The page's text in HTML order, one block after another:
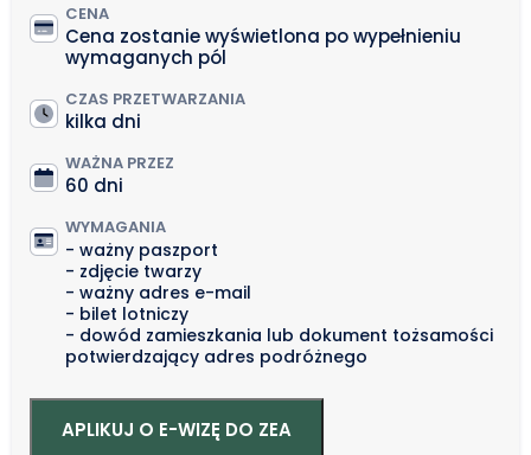
CENA
Cena zostanie wyświetlona po wypełnieniu
wymaganych pól
CZAS PRZETWARZANIA
kilka dni
WAŻNA PRZEZ
60 dni
WYMAGANIA
ważny paszport
zdjęcie twarzy
ważny adres e-mail
bilet lotniczy
dowód zamieszkania lub dokument tożsamości
potwierdzający adres podróżnego
APLIKUJ O E-WIZĘ DO ZEA